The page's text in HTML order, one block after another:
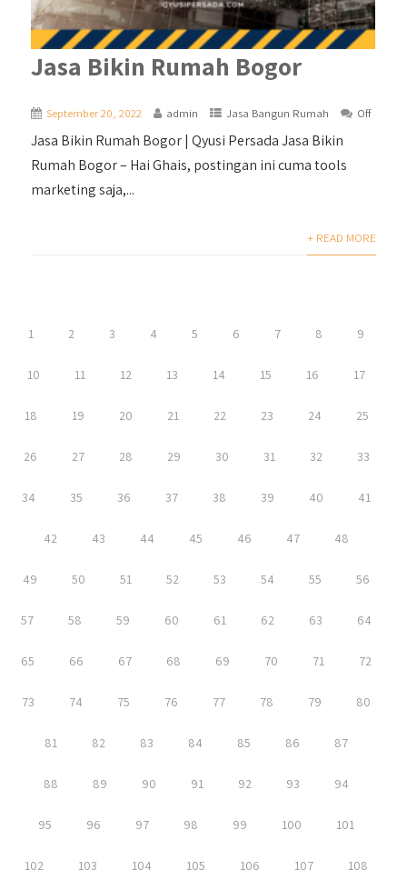
Jasa Bikin Rumah Bogor
September 20, 2022 admin Jasa Bangun Rumah Off
Jasa Bikin Rumah Bogor | Qyusi Persada Jasa Bikin
Rumah Bogor – Hai Ghais, postingan ini cuma tools
marketing saja,...
+ READ MORE
1 2 3 4 5 6 7 8 9
10 11 12 13 14 15 16 17
18 19 20 21 22 23 24 25
26 27 28 29 30 31 32 33
34 35 36 37 38 39 40 41
42 43 44 45 46 47 48
49 50 51 52 53 54 55 56
57 58 59 60 61 62 63 64
65 66 67 68 69 70 71 72
73 74 75 76 77 78 79 80
81 82 83 84 85 86 87
88 89 90 91 92 93 94
95 96 97 98 99 100 101
102 103 104 105 106 107 108